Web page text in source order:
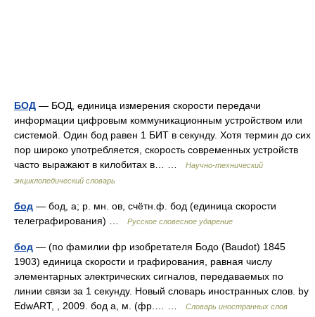
БОД — БОД, единица измерения скорости передачи
информации цифровым коммуникационным устройством или
системой. Один бод равен 1 БИТ в секунду. Хотя термин до сих
пор широко употребляется, скорость современных устройств
часто выражают в килобитах в… …
Научно-технический
энциклопедический словарь
бод — бод, а; р. мн. ов, счётн.ф. бод (единица скорости
телеграфирования) …
Русское словесное ударение
бод — (по фамилии фр изобретателя Бодо (Baudot) 1845
1903) единица скорости и графирования, равная числу
элементарных электрических сигналов, передаваемых по
линии связи за 1 секунду. Новый словарь иностранных слов. by
EdwART, , 2009. бод а, м. (фр.… …
Словарь иностранных слов